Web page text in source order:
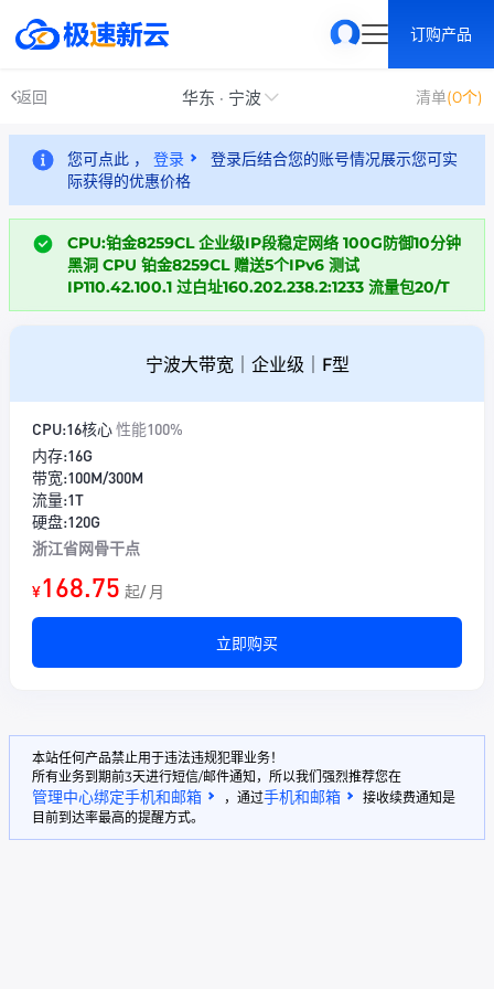
订购产品
返回 华东 · 宁波 清单(0个)
您可点此 ， 登录
登录后结合您的账号情况展示您可实
际获得的优惠价格
CPU:铂金8259CL 企业级IP段稳定网络 100G防御10分钟
黑洞 CPU 铂金8259CL 赠送5个IPv6 测试
IP110.42.100.1 过白址160.202.238.2:1233 流量包20/T
宁波大带宽｜企业级｜F型
CPU:16核心性能100%
内存:16G
带宽:100M/300M
流量:1T
硬盘:120G
浙江省网骨干点
¥168.75 起/ 月
立即购买
本站任何产品禁止用于违法违规犯罪业务！
所有业务到期前3天进行短信/邮件通知，所以我们强烈推荐您在
管理中心绑定手机和邮箱 ，通过手机和邮箱
接收续费通知是
目前到达率最高的提醒方式。